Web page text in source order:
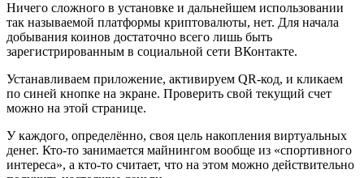
Ничего сложного в установке и дальнейшем использовании
так называемой платформы криптовалюты, нет. Для начала
добывания коинов достаточно всего лишь быть
зарегистрированным в социальной сети ВКонтакте.
Устанавливаем приложение, активируем QR-код, и кликаем
по синей кнопке на экране. Проверить свой текущий счет
можно на этой странице.
У каждого, определённо, своя цель накопления виртуальных
денег. Кто-то занимается майнингом вообще из «спортивного
интереса», а кто-то считает, что на этом можно действительно